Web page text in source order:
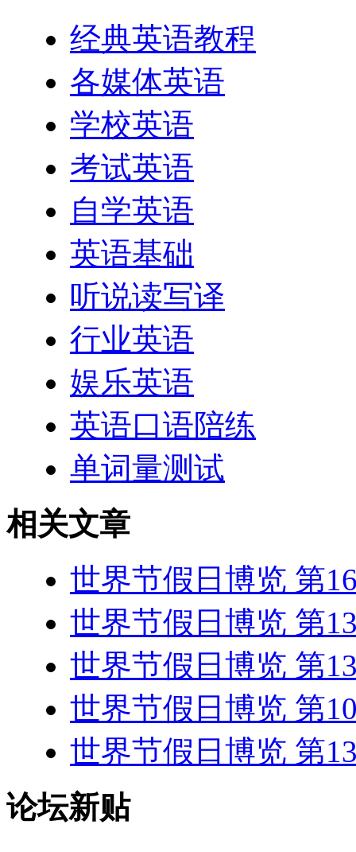
经典英语教程
各媒体英语
学校英语
考试英语
自学英语
英语基础
听说读写译
行业英语
娱乐英语
英语口语陪练
单词量测试
相关文章
世界节假日博览 第
世界节假日博览 第
世界节假日博览 第
世界节假日博览 第
世界节假日博览 第
论坛新贴